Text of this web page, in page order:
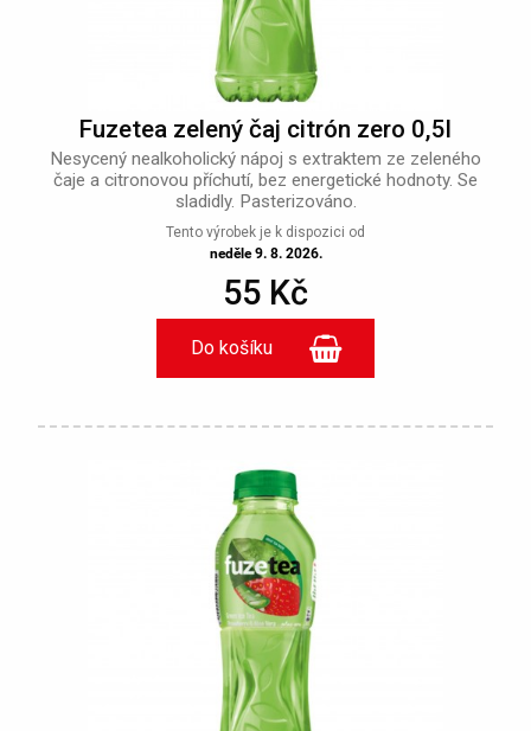
Fuzetea zelený čaj citrón zero 0,5l
Nesycený nealkoholický nápoj s extraktem ze zeleného
čaje a citronovou příchutí, bez energetické hodnoty. Se
sladidly. Pasterizováno.
Tento výrobek je k dispozici od
neděle 9. 8. 2026.
55 Kč